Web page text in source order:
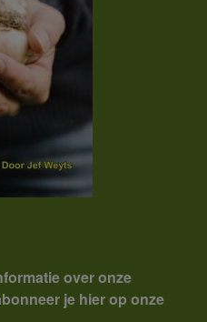
over onze
je hier op onze